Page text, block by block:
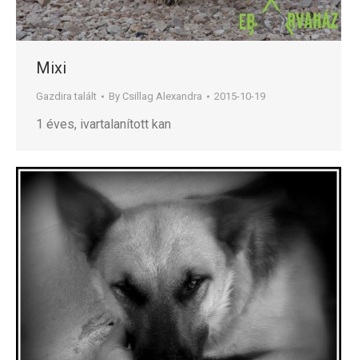
Mixi
Gazdira talált By Csillag Alexandra 2015-10-19
1 éves, ivartalanított kan